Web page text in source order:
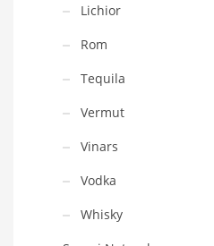
Lichior
Rom
Tequila
Vermut
Vinars
Vodka
Whisky